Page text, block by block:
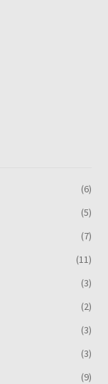
(6)
(5)
(7)
(11)
(3)
(2)
(3)
(3)
(9)